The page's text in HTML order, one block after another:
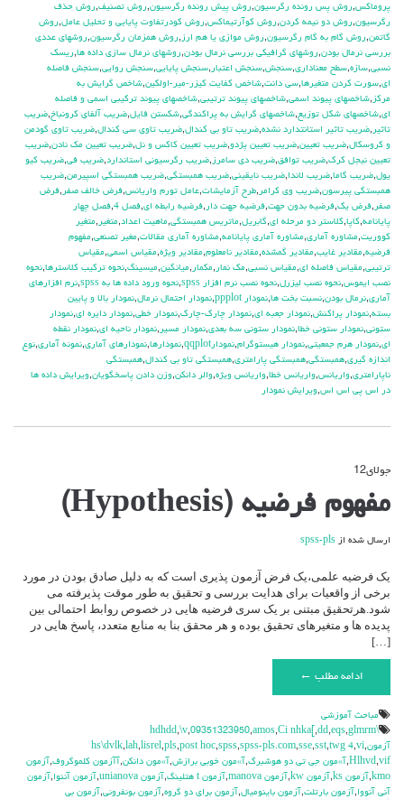
پروماكس,روش پس رونده رگرسيون,روش پيش رونده رگرسيون,روش تصنيف,روش حذف
رگرسيون,روش دو نيمه كردن,روش كوآرتيماكس,روش كودرتفاوت پايايي و تحليل عامل,روش
گاتمن,روش گام به گام رگرسيون,روش موازي يا هم ارز ,روش همزمان رگرسيون,روشهاي عددي
بررسي نرمال بودن,روشهاي گرافيكي بررسي نرمال بودن,روشهاي نرمال سازي داده ها,ريسك
نسبي,سازه,سطح معناداري,سنجش,سنجش اعتبار ,سنجش پايايي,سنجش روايي,سنجش فاصله
اي,سورت كردن متغيرها,سي دانت,شاخص كفايت كيزر-مير-اولكين,شاخص گرايش به
مركز ,شاخصهاي پيوند اسمي,شاخصهاي پيوند ترتيبي,شاخصهاي پيوند تركيبي اسمي و فاصله
اي,شاخصهاي شكل توزيع,شاخصهاي گرايش به پراكندگي,شكستن فايل,ضريب آلفاي کرونباخ,ضريب
تاثير ,ضريب تاثير استانتدارد نشده,ضريب تاو بي كندال,ضريب تاوي سي كندال,ضريب تاوي گودمن
و كروسكال,ضريب تعيين,ضريب تعيين پژدو,ضريب تعيين كاكس و نل,ضريب تعيين مك نادن,ضريب
تعيين نيجل كرك,ضريب توافق,ضريب دي سامرز ,ضريب رگرسيوني استاندارد,ضريب في,ضريب كيو
يول,ضريب گاما,ضريب لاندا,ضريب نايقيني,ضريب همبستگي,ضريب همبستگي اسپيرمن,ضريب
همبستگي پيرسون,ضريب وي كرامر ,طرح آزمايشات,عامل تورم واريانس,فرض خالف صفر ,فرض
صفر ,فرض يك,فرضيه بدون جهت,فرضيه جهت دار ,فرضيه رابطه اي,فصل 4 ,فصل چهار
پايانامه,كاپا,كلاستر دو مرحله اي,گابريل,ماتريس همبستگي,ماهيت اعداد,متغير ,متغير
كووريت,مشاوره آماري,مشاوره آماري پايانامه,مشاوره آماري مقالات,مغير تصنعي,مفهوم
فرضيه,مقادير غايب,مقادير گمشده,مقادير نامعلوم,مقادير ويژه,مقياس اسمي,مقياس
ترتيبي,مقياس فاصله اي,مقياس نسبي,مك نمار ,مكمار ,ميانگين,ميسينگ,نحوه تركيب كلاسترها,نحوه
نصب ايموس,نحوه نصب ليزرل,نحوه نصب نرم افزار spss ,نحوه ورود داده ها به spss ,نرم افزارهاي
آماري,نرمال بودن,نسبت بخت ها,نمودار ppplot ,نمودار احتمال نرمال,نمودار بالا و پايين
بسته,نمودار پراكنش,نمودار جعبه اي,نمودار چارك-چارك,نمودار خطي,نمودار دايره اي,نمودار
ستوني,نمودار ستوني خطا,نمودار ستوني سه بعدي,نمودار مسير ,نمودار ناحيه اي,نمودار نقطه
اي,نمودار هرم جمعيتي,نمودار هيستوگرام,نمودارqqplot ,نمودارها,نمودارهاي آماري,نمونه آماري,نوع
اندازه گيري,همبستگي,همبستگي پارامتري,همبستگي تاو بي کندال,همبستگي
ناپارامتري,واريانس,واريانس خطا,واريانس ويژه,والر دانكن,وزن دادن پاسخگويان,ويرايش داده ها
در اس پي اس اس,ويرايش نمودار
جولای12
مفهوم
فرضیه
مفهوم فرضیه (Hypothesis)
ارسال شده از spss-pls
یک فرضیه علمی،یک فرض آزمون پذیری است که به دلیل صادق بودن در مورد
برخی از واقعیات برای هدایت بررسی و تحقیق به طور موقت پذیرفته می
شود.هرتحقیق مبتنی بر یک سری فرضیه هایی در خصوص روابط احتمالی بین
پدیده ها و متغیرهای تحقیق بوده و هر محقق بنا به منابع متعدد، پاسخ هایی در
[…]
ادامه مطلب ←
مباحث آموزشي
\hdhdd
,\v,09351323950,amos,Ci nhka[ ,dd,eqs,glmrm
آزمون,
hs\dvlk,lah,lisrel,pls,post hoc,spss,spss-pls.com,sse,sst,twg 4,vi
Hlhvd,vif
,آ»مون جي تي دو هوشبرگ,آ»مون خوبي برازش,آ»مون دانكن,آآزمون كلموگروف,آزمون
kmo
,آزمون ks ,آزمون kw ,آزمون manova ,آزمون t هتلينگ ,آزمون unianova ,آزمون آننوا,آزمون
آني آنووا,آزمون بارتلت,آزمون باينوميال,آزمون براي دو گروه,آزمون بونفروني,آزمون بي